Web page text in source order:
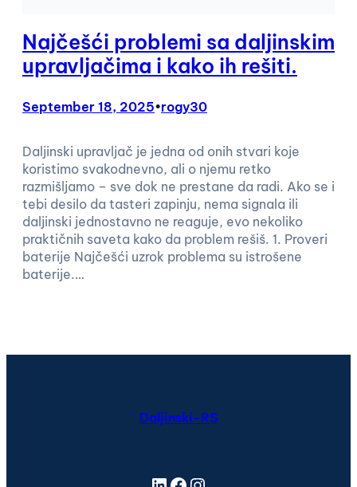
Najčešći problemi sa daljinskim
upravljačima i kako ih rešiti.
September 18, 2025•rogy30
Daljinski upravljač je jedna od onih stvari koje
koristimo svakodnevno, ali o njemu retko
razmišljamo – sve dok ne prestane da radi. Ako se i
tebi desilo da tasteri zapinju, nema signala ili
daljinski jednostavno ne reaguje, evo nekoliko
praktičnih saveta kako da problem rešiš. 1. Proveri
baterije Najčešći uzrok problema su istrošene
baterije.…
Daljinski-RS